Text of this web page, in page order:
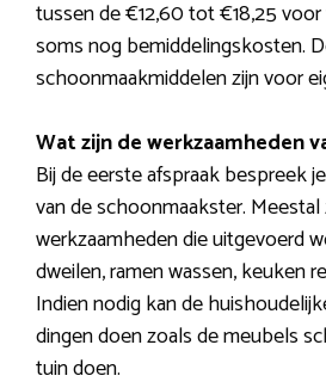
tussen de €12,60 tot €18,25 voor
soms nog bemiddelingskosten.
schoonmaakmiddelen zijn voor
Wat zijn de werkzaamheden
Bij de eerste afspraak bespreek
van de schoonmaakster. Meestal
werkzaamheden die uitgevoerd
dweilen, ramen wassen, keuken
Indien nodig kan de
dingen doen zoals de meubels
tuin doen.